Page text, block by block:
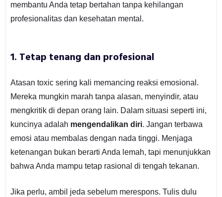
membantu Anda tetap bertahan tanpa kehilangan
profesionalitas dan kesehatan mental.
1. Tetap tenang dan profesional
Atasan toxic sering kali memancing reaksi emosional.
Mereka mungkin marah tanpa alasan, menyindir, atau
mengkritik di depan orang lain. Dalam situasi seperti ini,
kuncinya adalah mengendalikan diri. Jangan terbawa
emosi atau membalas dengan nada tinggi. Menjaga
ketenangan bukan berarti Anda lemah, tapi menunjukkan
bahwa Anda mampu tetap rasional di tengah tekanan.
Jika perlu, ambil jeda sebelum merespons. Tulis dulu